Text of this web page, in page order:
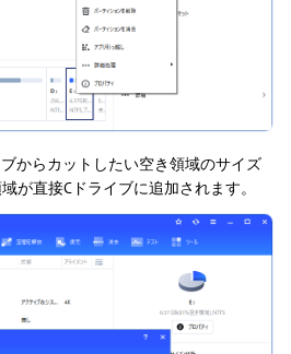
からカットしたい空き領域のサイズ
が直接Cドライブに追加されます。